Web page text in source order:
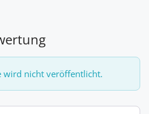
wird nicht veröffentlicht.